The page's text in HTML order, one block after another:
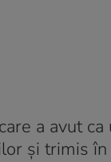
a avut ca
şi trimis